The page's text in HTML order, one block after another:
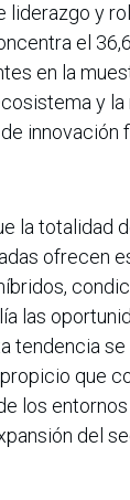
liderazgo y
el
en la
y la
innovación
la totalidad
ofrecen
las
tendencia se
que
los
del